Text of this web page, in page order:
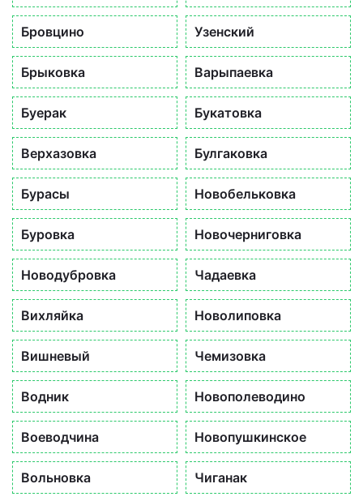
Бровцино Узенский
Брыковка Варыпаевка
Буерак Букатовка
Верхазовка Булгаковка
Бурасы Новобельковка
Буровка Новочерниговка
Новодубровка Чадаевка
Вихляйка Новолиповка
Вишневый Чемизовка
Водник Новополеводино
Воеводчина Новопушкинское
Вольновка Чиганак